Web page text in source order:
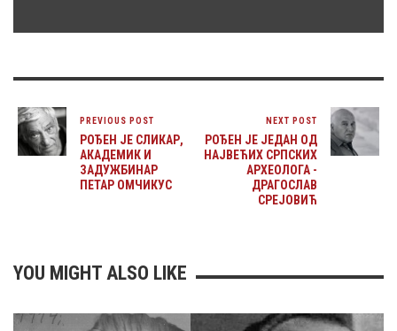
PREVIOUS POST
РОЂЕН ЈЕ СЛИКАР,
АКАДЕМИК И
ЗАДУЖБИНАР
ПЕТАР ОМЧИКУС
NEXT POST
РОЂЕН ЈЕ ЈЕДАН ОД
НАЈВЕЋИХ СРПСКИХ
АРХЕОЛОГА -
ДРАГОСЛАВ
СРЕЈОВИЋ
YOU MIGHT ALSO LIKE